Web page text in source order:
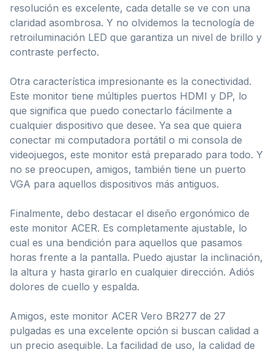
resolución es excelente, cada detalle se ve con una
claridad asombrosa. Y no olvidemos la tecnología de
retroiluminación LED que garantiza un nivel de brillo y
contraste perfecto.
Otra característica impresionante es la conectividad.
Este monitor tiene múltiples puertos HDMI y DP, lo
que significa que puedo conectarlo fácilmente a
cualquier dispositivo que desee. Ya sea que quiera
conectar mi computadora portátil o mi consola de
videojuegos, este monitor está preparado para todo. Y
no se preocupen, amigos, también tiene un puerto
VGA para aquellos dispositivos más antiguos.
Finalmente, debo destacar el diseño ergonómico de
este monitor ACER. Es completamente ajustable, lo
cual es una bendición para aquellos que pasamos
horas frente a la pantalla. Puedo ajustar la inclinación,
la altura y hasta girarlo en cualquier dirección. Adiós
dolores de cuello y espalda.
Amigos, este monitor ACER Vero BR277 de 27
pulgadas es una excelente opción si buscan calidad a
un precio asequible. La facilidad de uso, la calidad de